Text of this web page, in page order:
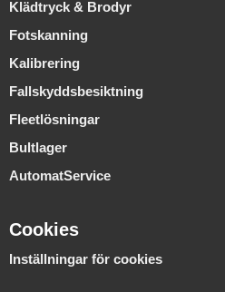
Klädtryck & Brodyr
Fotskanning
Kalibrering
Fallskyddsbesiktning
Fleetlösningar
Bultlager
AutomatService
Cookies
Inställningar för cookies